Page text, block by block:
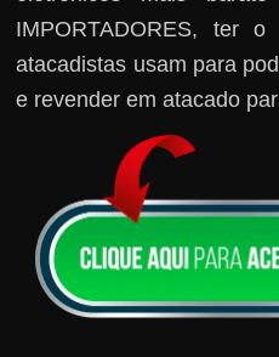
a
r
d
IMPORTADORES, ter
atacadistas usam para
e revender em atacado